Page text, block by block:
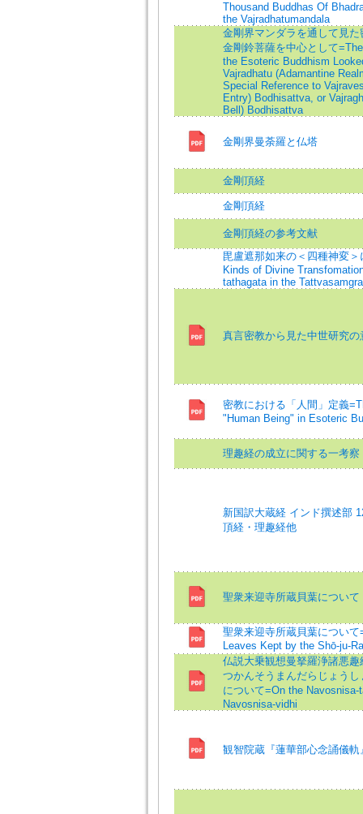
Thousand Buddhas Of
the Vajradhatumandala
金剛界マンダラを通して見
金剛鈴菩薩を中心として
the Esoteric Buddhism
Vajradhatu (Adamantine
Special Reference to
Entry) Bodhisattva, or
Bell) Bodhisattva
金剛界曼荼羅と仏塔
金剛頂経
金剛頂経
金剛頂経の参考文献
毘盧遮那如来の＜四種神変
Kinds of Divine
tathagata in the
真言密教から見た中世研究の
密教における「人間」定義
"Human Being" in Esoteric
理趣経の成立に関する一考察
新国訳大蔵経 インド撰述部
頂経・理趣経他
聖衆来迎寺所蔵貝葉について
聖衆来迎寺所蔵貝葉につい
Leaves Kept by the Shō-ju-
仏説大乗観想曼拏羅浄諸悪
つかんそうまんだらじょう
について=On the Navosnisa-
Navosnisa-vidhi
観智院蔵『蓮華部心念誦儀